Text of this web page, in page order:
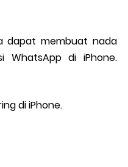
dapat membuat nada
WhatsApp di iPhone.
di iPhone.